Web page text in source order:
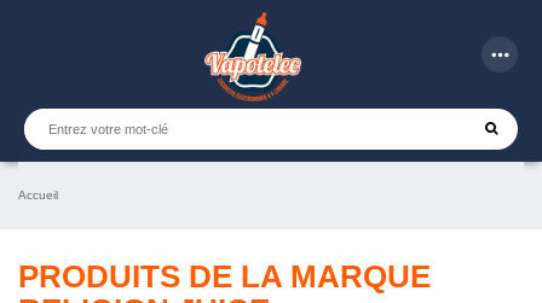
more_horiz
Accueil
PRODUITS DE LA MARQUE